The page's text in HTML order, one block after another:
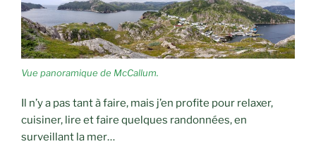
Vue panoramique de McCallum.
Il n’y a pas tant à faire, mais j’en profite pour relaxer,
cuisiner, lire et faire quelques randonnées, en
surveillant la mer…